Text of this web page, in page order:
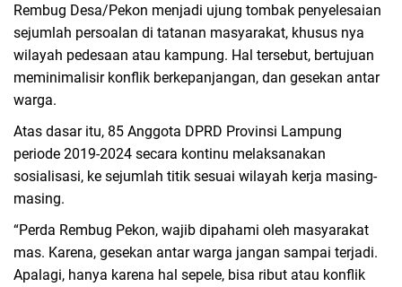
Regional
Pendidikan
Olahraga
Wisata
Politik
Rembug Desa/Pekon menjadi ujung tombak penyelesaian
sejumlah persoalan di tatanan masyarakat, khusus nya
wilayah pedesaan atau kampung. Hal tersebut, bertujuan
meminimalisir konflik berkepanjangan, dan gesekan antar
warga.
Atas dasar itu, 85 Anggota DPRD Provinsi Lampung
periode 2019-2024 secara kontinu melaksanakan
sosialisasi, ke sejumlah titik sesuai wilayah kerja masing-
masing.
“Perda Rembug Pekon, wajib dipahami oleh masyarakat
mas. Karena, gesekan antar warga jangan sampai terjadi.
Apalagi, hanya karena hal sepele, bisa ribut atau konflik